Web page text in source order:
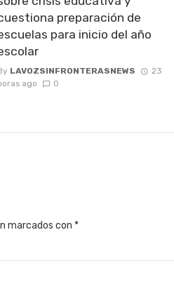
preparación de
para inicio del año
LAVOZSINFRONTERASNEWS
23
ago
0
marcados con *